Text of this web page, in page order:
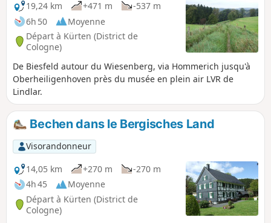
19,24 km
+471 m
-537 m
6h 50
Moyenne
Départ à Kürten (District de
Cologne)
De Biesfeld autour du Wiesenberg, via Hommerich jusqu'à
Oberheiligenhoven près du musée en plein air LVR de
Lindlar.
Bechen dans le Bergisches Land
Visorandonneur
14,05 km
+270 m
-270 m
4h 45
Moyenne
Départ à Kürten (District de
Cologne)